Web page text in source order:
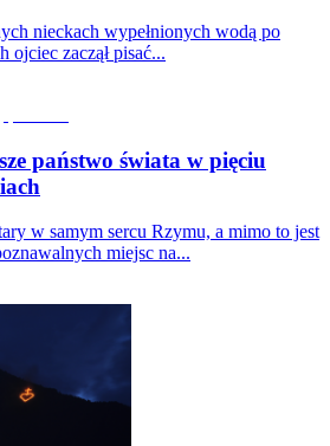
nieckach wypełnionych wodą po
ojciec zaczął pisać...
państwo świata w pięciu
w samym sercu Rzymu, a mimo to jest
miejsc na...